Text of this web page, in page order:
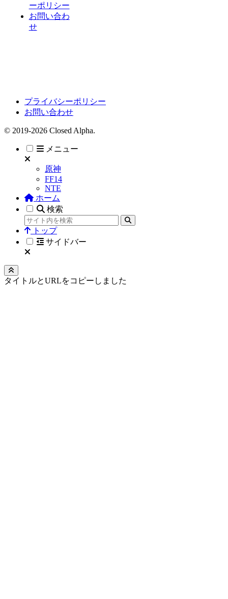
ーポリシー
お問い合わ
せ
プライバシーポリシー
お問い合わせ
© 2019-2026 Closed Alpha.
メニュー
原神
FF14
NTE
ホーム
検索
トップ
サイドバー
タイトルとURLをコピーしました